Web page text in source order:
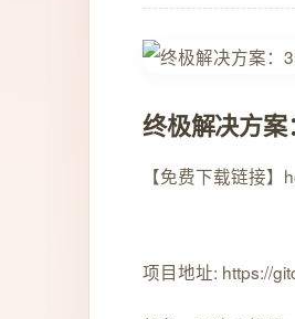
终极解决方
【免费下载链接】
项目地址: https://